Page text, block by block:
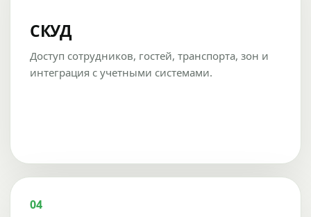
СКУД
Доступ сотрудников, гостей, транспорта, зон и
интеграция с учетными системами.
04